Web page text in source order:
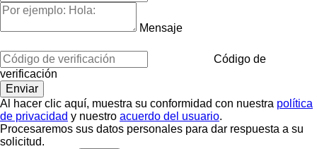
Mensaje
Código de
verificación
Al hacer clic aquí, muestra su conformidad con nuestra política
de privacidad y nuestro acuerdo del usuario.
Procesaremos sus datos personales para dar respuesta a su
solicitud.